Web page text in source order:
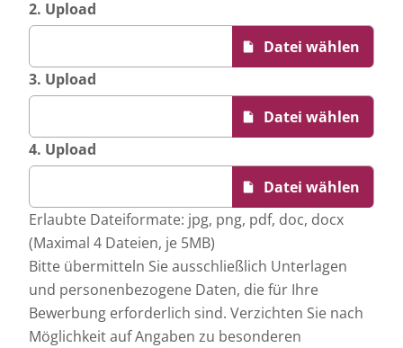
2. Upload
3. Upload
4. Upload
Erlaubte Dateiformate: jpg, png, pdf, doc, docx
(Maximal 4 Dateien, je 5MB)
Bitte übermitteln Sie ausschließlich Unterlagen
und personenbezogene Daten, die für Ihre
Bewerbung erforderlich sind. Verzichten Sie nach
Möglichkeit auf Angaben zu besonderen